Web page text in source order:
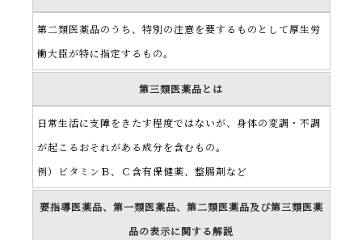
第二類医薬品のうち、特別の注意を要するものとして厚生労
働大臣が特に指定するもの。
第三類医薬品とは
日常生活に支障をきたす程度ではないが、身体の変調・不調
が起こるおそれがある成分を含むもの。
例）ビタミンＢ、Ｃ含有保健薬、整腸剤など
要指導医薬品、第一類医薬品、第二類医薬品及び第三類医薬
品の表示に関する解説